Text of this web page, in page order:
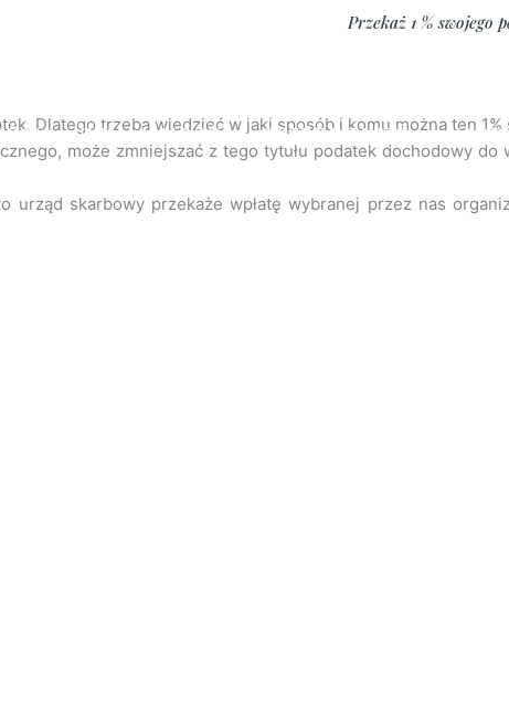
DZIAŁALNOŚĆ OFERTA ZAJĘĆ
Przekaż 1 % swojego
Dlatego trzeba wiedzieć w jaki sposób i komu można ten
może zmniejszać z tego tytułu podatek dochodowy do
skarbowy przekaże wpłatę wybranej przez nas